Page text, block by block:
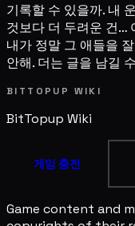
기록할 수 있을까. 내
것보다 더 두려운 건…
내가 정말 그 애들을
안해. 더는 글을 남길
BITTOPUP WIKI
BitTopup Wiki
게임 충전
Game content and